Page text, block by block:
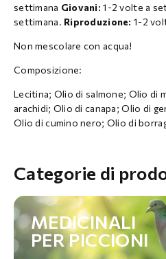
settimana Giovani: 1-2 volte a
settimana. Riproduzione: 1-2
Non mescolare con acqua!
Composizione:
Lecitina; Olio di salmone; Olio di
arachidi; Olio di canapa; Olio di
Olio di cumino nero; Olio di
Categorie di
MEDICINALI
PER PICCIONI